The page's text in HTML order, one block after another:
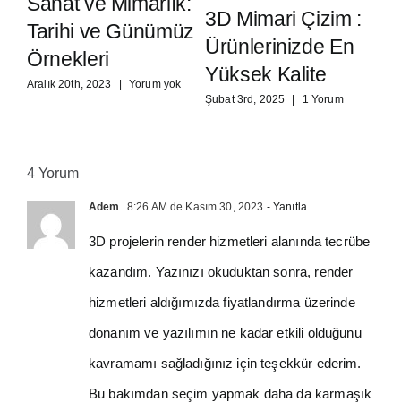
Tarihi ve Günümüz
Örnekleri
Aralık 20th, 2023 Yorum yok
3D Mimari Çizim :
Ürünlerinizde En
Yüksek Kalite
Şubat 3rd, 2025 1 Yorum
4 Yorum
Adem 8:26 AM de Kasım 30, 2023 - Yanıtla
3D projelerin render hizmetleri alanında tecrübe
kazandım. Yazınızı okuduktan sonra, render
hizmetleri aldığımızda fiyatlandırma üzerinde
donanım ve yazılımın ne kadar etkili olduğunu
kavramamı sağladığınız için teşekkür ederim.
Bu bakımdan seçim yapmak daha da karmaşık